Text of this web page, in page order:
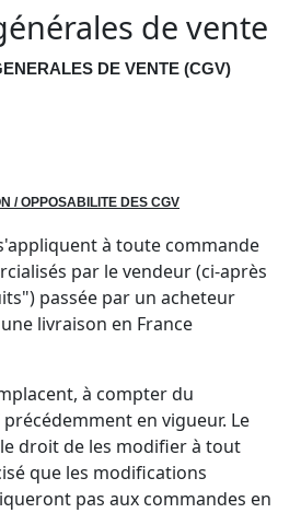
de vente
DE VENTE (CGV)
/ OPPOSABILITE DES CGV
à toute commande
par le vendeur (ci-après
passée par un acheteur
livraison en France
à compter du
précédemment en vigueur. Le
droit de les modifier à tout
que les modifications
pas aux commandes en